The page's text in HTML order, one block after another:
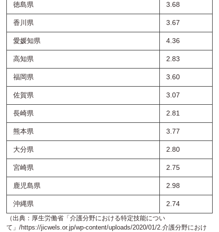
徳島県 3.68
香川県 3.67
愛媛知県 4.36
高知県 2.83
福岡県 3.60
佐賀県 3.07
長崎県 2.81
熊本県 3.77
大分県 2.80
宮崎県 2.75
鹿児島県 2.98
沖縄県
2.74
（出典：厚生労働省「介護分野における特定技能につい
て」/https://jicwels.or.jp/wp-content/uploads/2020/01/2.介護分野におけ